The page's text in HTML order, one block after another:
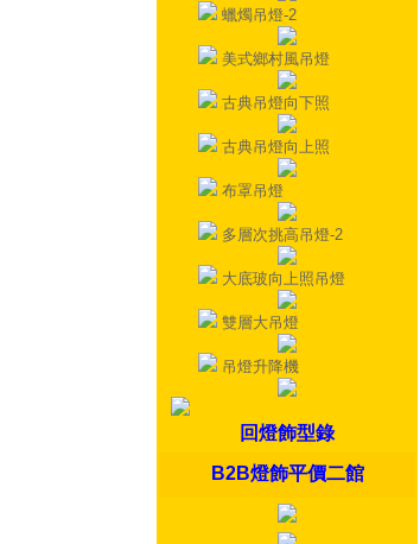
蠟燭吊燈-2
美式鄉村風吊燈
古典吊燈向下照
古典吊燈向上照
布罩吊燈
多層次挑高吊燈-2
大底玻向上照吊燈
雙層大吊燈
吊燈升降機
回燈飾型錄
B2B燈飾平價二館